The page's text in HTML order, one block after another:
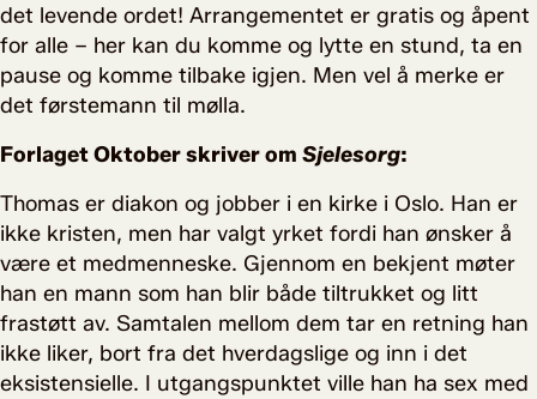
det levende ordet! Arrangementet er gratis og åpent
for alle – her kan du komme og lytte en stund, ta en
pause og komme tilbake igjen. Men vel å merke er
det førstemann til mølla.
Forlaget Oktober skriver om Sjelesorg:
Thomas er diakon og jobber i en kirke i Oslo. Han er
ikke kristen, men har valgt yrket fordi han ønsker å
være et medmenneske. Gjennom en bekjent møter
han en mann som han blir både tiltrukket og litt
frastøtt av. Samtalen mellom dem tar en retning han
ikke liker, bort fra det hverdagslige og inn i det
eksistensielle. I utgangspunktet ville han ha sex med